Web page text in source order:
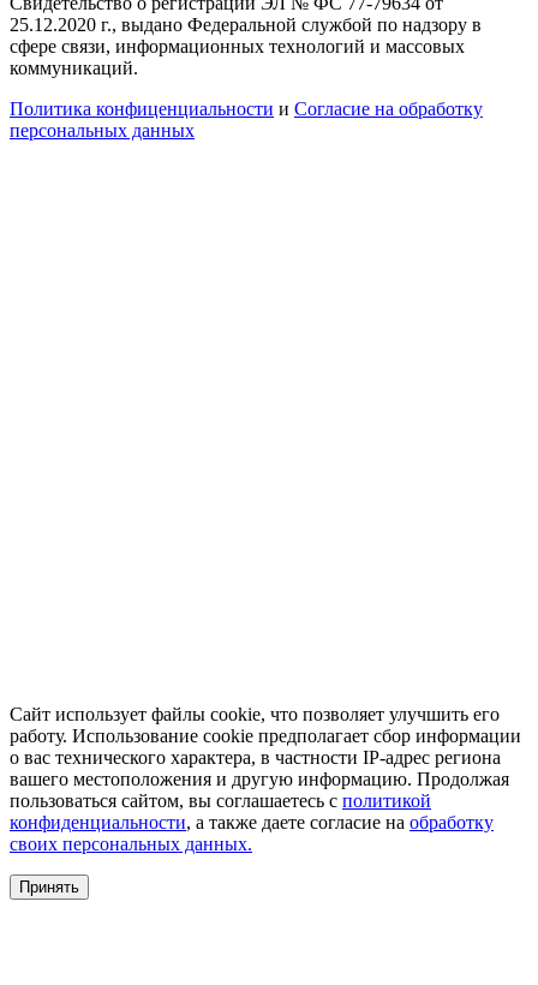
25.12.2020 г., выдано Федеральной службой по надзору в
сфере связи, информационных технологий и массовых
коммуникаций.
Политика конфиценциальности и Согласие на обработку
персональных данных
Сайт использует файлы cookie, что позволяет улучшить его
работу. Использование cookie предполагает сбор информации
о вас технического характера, в частности IP-адрес региона
вашего местоположения и другую информацию. Продолжая
пользоваться сайтом, вы соглашаетесь с политикой
конфиденциальности, а также даете согласие на обработку
своих персональных данных.
Принять